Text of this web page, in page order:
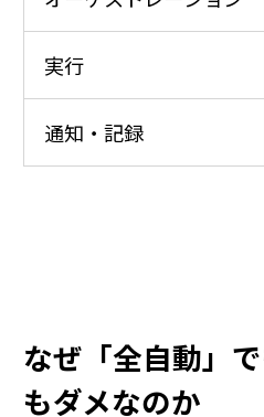
実行
通知・記録
なぜ「全自動」
もダメなのか